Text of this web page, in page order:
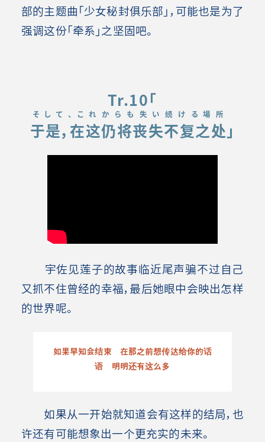
部的主题曲「少女秘封俱乐部」，可能也是为了
强调这份「牵系」之坚固吧。
Tr.10「
于是，在这仍将丧失不复之处
そして、これからも失い続ける場所
」
宇佐见莲子的故事临近尾声骗不过自己
又抓不住曾经的幸福，最后她眼中会映出怎样
的世界呢。
如果早知会结束 在那之前想传达给你的话
语 明明还有这么多
如果从一开始就知道会有这样的结局，也
许还有可能想象出一个更充实的未来。